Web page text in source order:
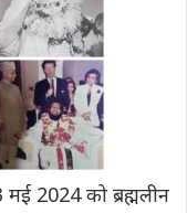
मई 2024 को ब्रह्मलीन